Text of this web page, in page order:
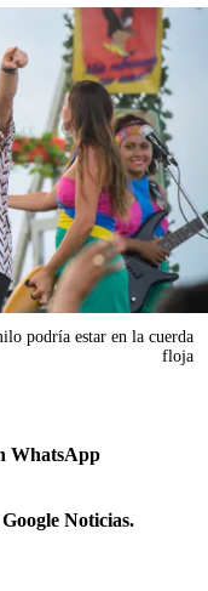
podría estar en la cuerda
floja
WhatsApp
Noticias.